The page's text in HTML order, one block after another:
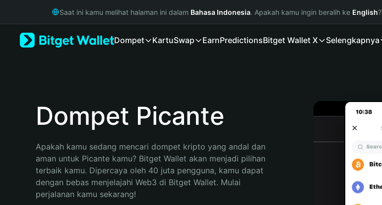
Русский
Bahasa Indonesia
Saat ini kamu melihat halaman ini dalam Bahasa Indonesia. Apakah kamu ingin beralih ke English?
Dompet KartuSwap EarnPredictionsBitget Wallet X Selengkapnya
Dompet Picante
Apakah kamu sedang mencari dompet kripto yang andal dan
aman untuk Picante kamu? Bitget Wallet akan menjadi pilihan
terbaik kamu. Dipercaya oleh 40 juta pengguna, kamu dapat
dengan bebas menjelajahi Web3 di Bitget Wallet. Mulai
perjalanan kamu sekarang!